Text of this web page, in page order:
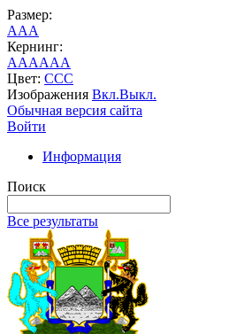
Размер:
AAA
Кернинг:
AAAAAA
Цвет: CCC
Изображения Вкл.Выкл.
Обычная версия сайта
Войти
Информация
Поиск
Все результаты